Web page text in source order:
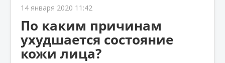
14 января 2020 11:42
По каким причинам
ухудшается состояние
кожи лица?